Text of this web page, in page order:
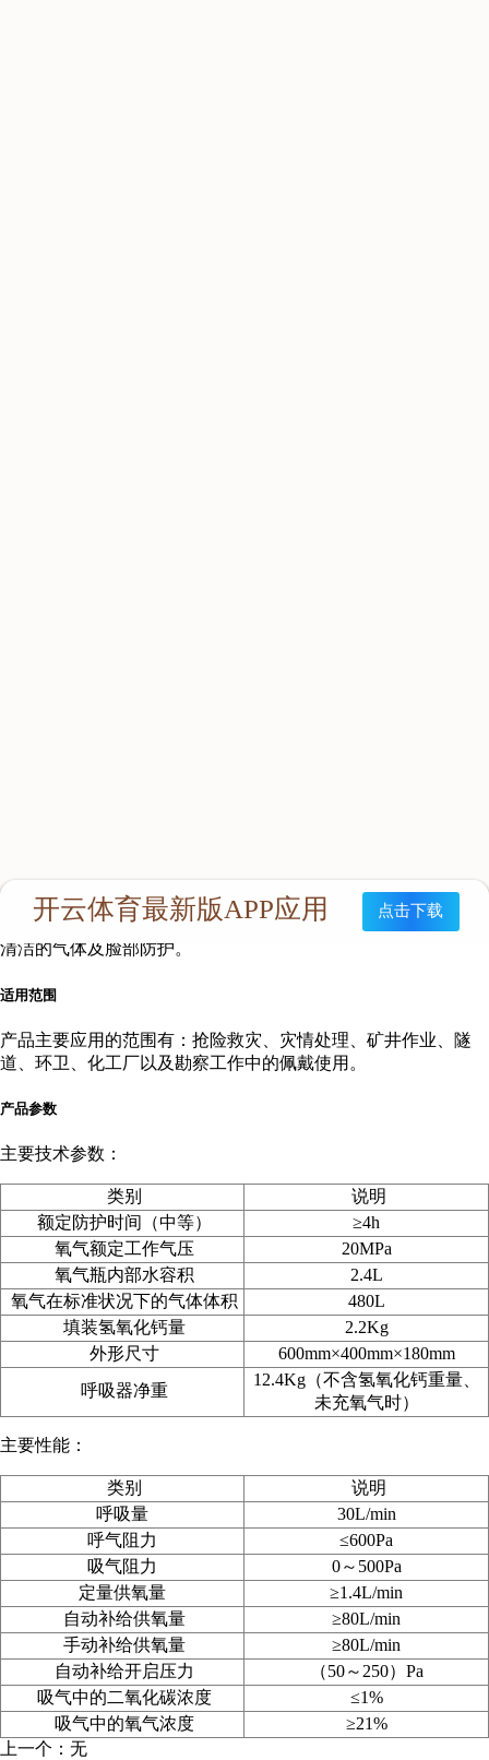
主要用途
本产品以内循环供氧方式保证进入有害环境区域的作业人员提供
清洁的气体及脸部防护。
适用范围
产品主要应用的范围有：抢险救灾、灾情处理、矿井作业、隧
道、环卫、化工厂以及勘察工作中的佩戴使用。
产品参数
主要技术参数：
类别
说明
额定防护时间（中等）
≥4h
氧气额定工作气压
20MPa
氧气瓶内部水容积
2.4L
氧气在标准状况下的气体体积
480L
填装氢氧化钙量
2.2Kg
外形尺寸
600mm×400mm×180mm
呼吸器净重
12.4Kg（不含氢氧化钙重量、
未充氧气时）
主要性能：
类别
说明
呼吸量
30L/min
呼气阻力
≤600Pa
吸气阻力
0～500Pa
定量供氧量
≥1.4L/min
自动补给供氧量
≥80L/min
手动补给供氧量
≥80L/min
自动补给开启压力
（50～250）Pa
吸气中的二氧化碳浓度
≤1%
吸气中的氧气浓度
≥21%
上一个：无